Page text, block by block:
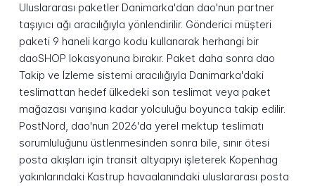
Uluslararası paketler Danimarka'dan dao'nun partner
taşıyıcı ağı aracılığıyla yönlendirilir. Gönderici müşteri
paketi 9 haneli kargo kodu kullanarak herhangi bir
daoSHOP lokasyonuna bırakır. Paket daha sonra dao
Takip ve İzleme sistemi aracılığıyla Danimarka'daki
teslimattan hedef ülkedeki son teslimat veya paket
mağazası varışına kadar yolculuğu boyunca takip edilir.
PostNord, dao'nun 2026'da yerel mektup teslimatı
sorumluluğunu üstlenmesinden sonra bile, sınır ötesi
posta akışları için transit altyapıyı işleterek Kopenhag
yakınlarındaki Kastrup havaalanındaki uluslararası posta